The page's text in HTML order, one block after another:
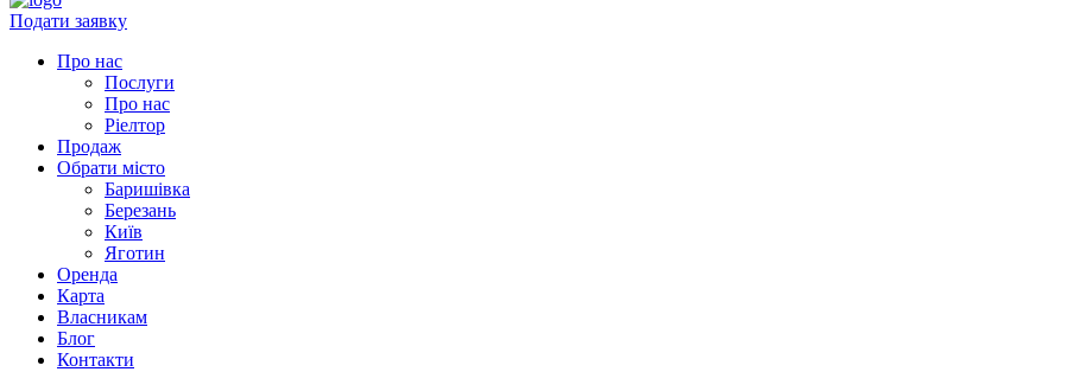
Подати заявку
Про нас
Послуги
Про нас
Ріелтор
Продаж
Обрати місто
Баришівка
Березань
Київ
Яготин
Оренда
Карта
Власникам
Блог
Контакти